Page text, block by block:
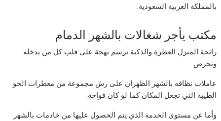
بالمملكة العربية السعودية.
مكتب يأجر شغالات بالشهر الدمام
رائحة المنزل العطرة والذكية ترسم بهجة على قلب كل من يدخله
وتحرص
عاملات نظافه بالشهر الظهران على رش مجموعة من معطرات الجو
الطيبة التي تجعل المكان كما لو كان فواحة.
وأما عن مستوى الخدمة الذي يتم الحصول عليها من خادمات بالشهر